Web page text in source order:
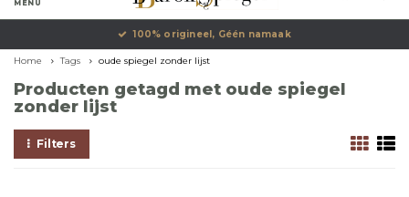
MENU
100% origineel, Géén namaak
Home Tags oude spiegel zonder lijst
Producten getagd met oude spiegel
zonder lijst
Filters